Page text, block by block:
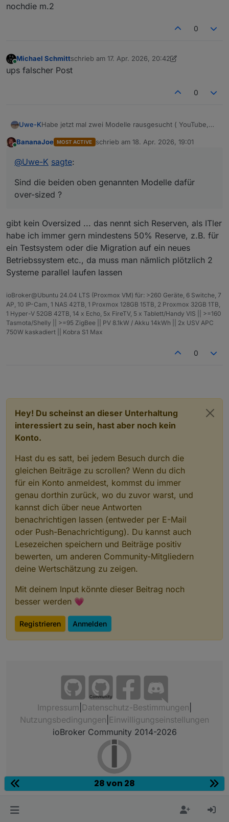
nochdie m.2
0
Online
Michael Schmittschrieb am 17. Apr. 2026, 20:42
zuletzt editiert von Michael Schmitt
ups falscher Post
0
Uwe-KHabe jetzt mal zwei Modelle rausgesucht ( YouTube,
lenovo thinkcentre i3 32gb : 349€
Ein PI5 ohne Platte liegt ja auch schon bei > 300€
Mein Plan war inzwischen auf Mini pc und Proxmox
umzusteigen, und Debmatic, influx etc in eigenen
BananaJoe MOST ACTIVE schrieb am 18. Apr. 2026, 19:01
zuletzt editiert von
@Uwe-K sagte:
Sind die beiden oben genannten Modelle dafür
over-sized ?
gibt kein Oversized ... das nennt sich Reserven, als ITler
habe ich immer gern mindestens 50% Reserve, z.B. für
ein Testsystem oder die Migration auf ein neues
Betriebssystem etc., da muss man nämlich plötzlich 2
Systeme parallel laufen lassen
ioBroker@Ubuntu 24.04 LTS (Proxmox VM) für: >260 Geräte, 6 Switche, 7
AP, 10 IP-Cam, 1 NAS 42TB, 1 Proxmox 128GB 15TB, 2 Proxmox 32GB 1TB,
1 Hyper-V 52GB 42TB, 14 x Echo, 5x FireTV, 5 x Tablett/Handy VIS || >=160
Tasmota/Shelly || >=95 ZigBee || PV 8.1kW / Akku 14kWh || 2x USV APC
750W kaskadiert || Kobra S1 Max
0
Hey! Du scheinst an dieser Unterhaltung
interessiert zu sein, hast aber noch kein
Konto.
Hast du es satt, bei jedem Besuch durch die
gleichen Beiträge zu scrollen? Wenn du dich
für ein Konto anmeldest, kommst du immer
genau dorthin zurück, wo du zuvor warst, und
kannst dich über neue Antworten
benachrichtigen lassen (entweder per E-Mail
oder Push-Benachrichtigung). Du kannst auch
Lesezeichen speichern und Beiträge positiv
bewerten, um anderen Community-Mitgliedern
deine Wertschätzung zu zeigen.
Mit deinem Input könnte dieser Beitrag noch
besser werden 💗
Registrieren Anmelden
Community
Impressum Datenschutz-Bestimmungen
Nutzungsbedingungen Einwilligungseinstellungen
ioBroker Community 2014-2026
28 von 28